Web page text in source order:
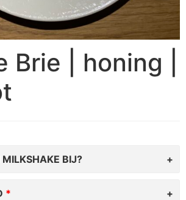
Brie | honing |
MILKSHAKE BIJ?